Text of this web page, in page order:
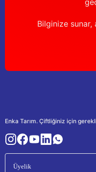
Bilginize sunar,
Enka Tarım. Çiftliğiniz için
Üyelik